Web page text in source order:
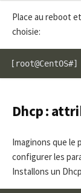
Place au reboot
choisie:
Dhcp :
Imaginons que le
configurer les
Installons un